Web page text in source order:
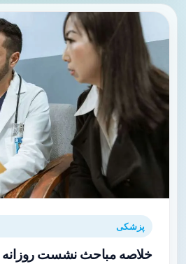
پزشکی
خلاصه مباحث نشست روزانه